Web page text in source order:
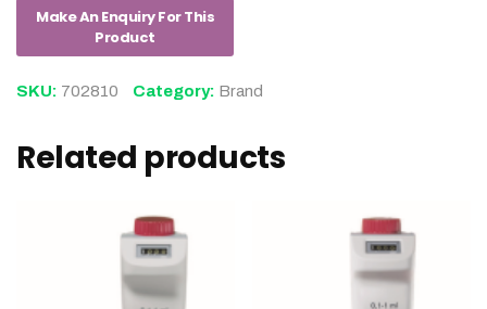
SKU: 702810 Category: Brand
Related products